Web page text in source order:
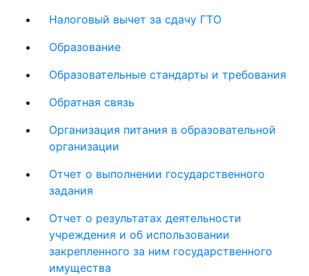
Налоговый вычет за сдачу ГТО
Образование
Образовательные стандарты и требования
Обратная связь
Организация питания в образовательной
организации
Отчет о выполнении государственного
задания
Отчет о результатах деятельности
учреждения и об использовании
закрепленного за ним государственного
имущества